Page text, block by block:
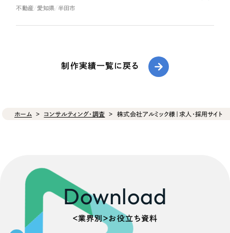
不動産 愛知県 半田市
制作実績一覧に戻る
ホーム コンサルティング・調査 株式会社アルミック様｜求人・採用サイト
Download
＜業界別＞お役立ち資料